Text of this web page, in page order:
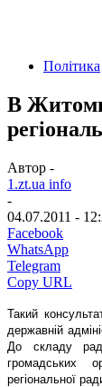
Політика
В
Автор -
1.zt.ua info
-
04.07.2011 -
Facebook
WhatsApp
Telegram
Copy URL
Такий
державній
До складу ради
громадських
регіональної